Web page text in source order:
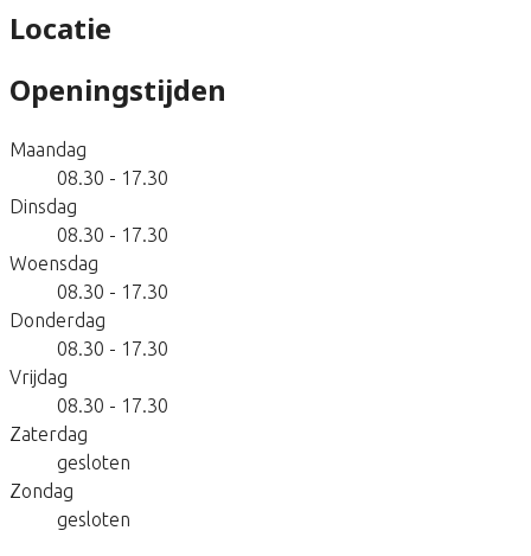
Locatie
Openingstijden
Maandag
08.30 - 17.30
Dinsdag
08.30 - 17.30
Woensdag
08.30 - 17.30
Donderdag
08.30 - 17.30
Vrijdag
08.30 - 17.30
Zaterdag
gesloten
Zondag
gesloten